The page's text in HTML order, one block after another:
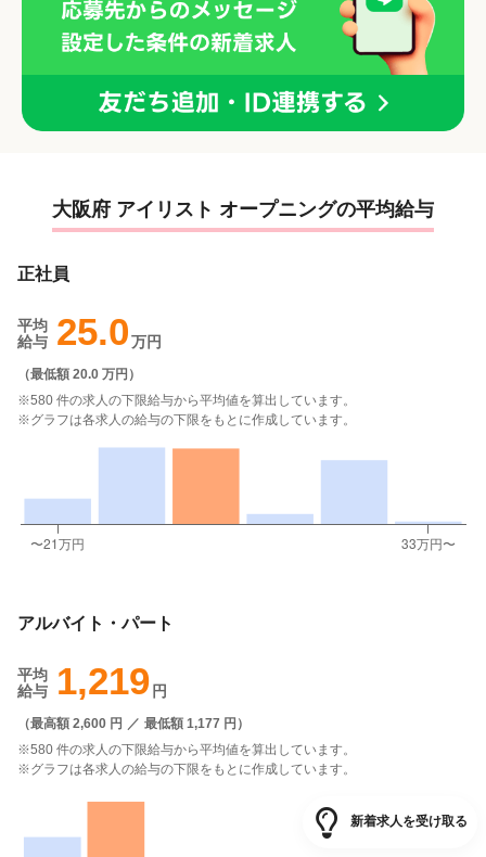
大阪府 アイリスト オープニングの平均給与
正社員
平均
給与 25.0万円
（最低額 20.0 万円 ）
※580 件の求人の下限給与から平均値を算出しています。
※グラフは各求人の給与の下限をもとに作成しています。
アルバイト・パート
平均
給与
1,219 円
（最高額 2,600 円 ／ 最低額 1,177 円 ）
※580 件の求人の下限給与から平均値を算出しています。
※グラフは各求人の給与の下限をもとに作成しています。
新着求人を受け取る